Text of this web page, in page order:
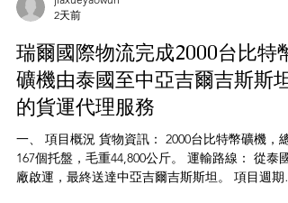
2天前
瑞爾國際物流完成2000台比特幣
礦機由泰國至中亞吉爾吉斯斯坦
的貨運代理服務
一、 項目概況 貨物資訊： 2000台比特幣礦機，總